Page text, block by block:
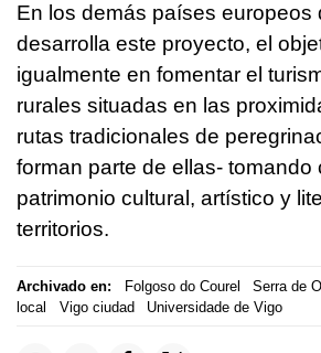
En los demás países europeos
desarrolla este proyecto, el
igualmente en fomentar el
rurales situadas en las
rutas tradicionales de
forman parte de ellas- tomando
patrimonio cultural, artístico y
territorios.
Archivado en: Folgoso do Courel Serra de
local
Vigo ciudad Universidade de Vigo